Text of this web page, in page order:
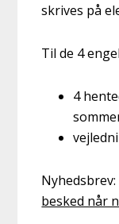
skrives på
Til de 4
4
Nyhedsbrev:
besked når